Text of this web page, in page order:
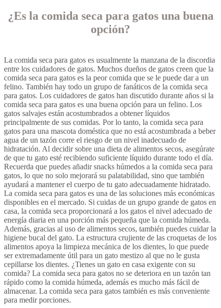
¿Es la comida seca para gatos una buena
opción?
La comida seca para gatos es usualmente la manzana de la discordia
entre los cuidadores de gatos. Muchos dueños de gatos creen que la
comida seca para gatos es la peor comida que se le puede dar a un
felino. También hay todo un grupo de fanáticos de la comida seca
para gatos. Los cuidadores de gatos han discutido durante años si la
comida seca para gatos es una buena opción para un felino. Los
gatos salvajes están acostumbrados a obtener líquidos
principalmente de sus comidas. Por lo tanto, la comida seca para
gatos para una mascota doméstica que no está acostumbrada a beber
agua de un tazón corre el riesgo de un nivel inadecuado de
hidratación. Al decidir sobre una dieta de alimentos secos, asegúrate
de que tu gato esté recibiendo suficiente líquido durante todo el día.
Recuerda que puedes añadir snacks húmedos a la comida seca para
gatos, lo que no solo mejorará su palatabilidad, sino que también
ayudará a mantener el cuerpo de tu gato adecuadamente hidratado.
La comida seca para gatos es una de las soluciones más económicas
disponibles en el mercado. Si cuidas de un grupo grande de gatos en
casa, la comida seca proporcionará a los gatos el nivel adecuado de
energía diaria en una porción más pequeña que la comida húmeda.
Además, gracias al uso de alimentos secos, también puedes cuidar la
higiene bucal del gato. La estructura crujiente de las croquetas de los
alimentos apoya la limpieza mecánica de los dientes, lo que puede
ser extremadamente útil para un gato mestizo al que no le gusta
cepillarse los dientes. ¿Tienes un gato en casa exigente con su
comida? La comida seca para gatos no se deteriora en un tazón tan
rápido como la comida húmeda, además es mucho más fácil de
almacenar. La comida seca para gatos también es más conveniente
para medir porciones.